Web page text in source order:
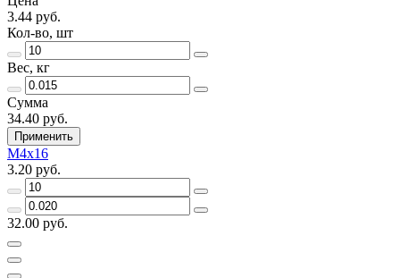
3.44 руб.
Кол-во, шт
Вес, кг
Сумма
34.40 руб.
Применить
М4х16
3.20 руб.
32.00 руб.